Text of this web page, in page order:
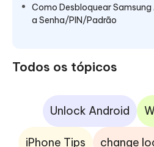
Como Desbloquear Samsung
a Senha/PIN/Padrão
Todos os tópicos
Unlock Android
iPhone Tips change